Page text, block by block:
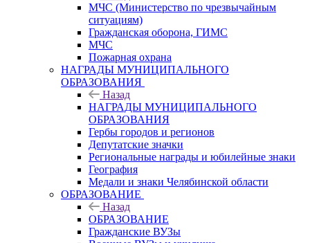
МЧС (Министерство по чрезвычайным
ситуациям)
Гражданская оборона, ГИМС
МЧС
Пожарная охрана
НАГРАДЫ МУНИЦИПАЛЬНОГО
ОБРАЗОВАНИЯ
Назад
НАГРАДЫ МУНИЦИПАЛЬНОГО
ОБРАЗОВАНИЯ
Гербы городов и регионов
Депутатские значки
Региональные награды и юбилейные знаки
География
Медали и знаки Челябинской области
ОБРАЗОВАНИЕ
Назад
ОБРАЗОВАНИЕ
Гражданские ВУЗы